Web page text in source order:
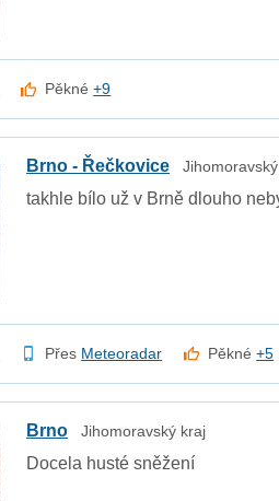
Pěkné+9
Brno - Řečkovice
takhle bílo už v Brně dlouho
Přes Meteoradar Pěkné+5
Brno Jihomoravský kraj
Docela husté sněžení